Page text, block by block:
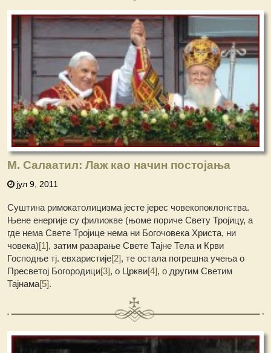
М. Салаатил: Лаж као начин постојања
јул 9, 2011
Суштина римокатолицизма јесте јерес човекопоклонства.
Њене енергије су филиокве (њоме пориче Свету Тројицу, а
где нема Свете Тројице нема ни Богочовека Христа, ни
човека)[1], затим разарање Свете Тајне Тела и Крви
Господње тј. евхаристије[2], те остала погрешна учења о
Пресветој Богородици[3], о Цркви[4], о другим Светим
Тајнама[5].